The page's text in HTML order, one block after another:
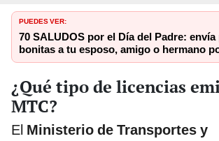
PUEDES VER:
70 SALUDOS por el Día del Padre: envía
bonitas a tu esposo, amigo o hermano
¿Qué tipo de licencias
MTC?
El Ministerio de Transportes y